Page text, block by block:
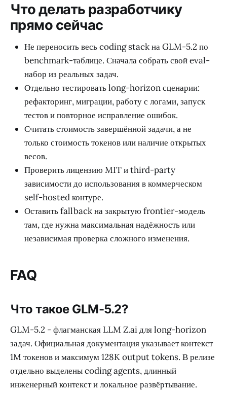
Что делать разработчику
прямо сейчас
Не переносить весь coding stack на GLM-5.2 по
benchmark-таблице. Сначала собрать свой eval-
набор из реальных задач.
Отдельно тестировать long-horizon сценарии:
рефакторинг, миграции, работу с логами, запуск
тестов и повторное исправление ошибок.
Считать стоимость завершённой задачи, а не
только стоимость токенов или наличие открытых
весов.
Проверить лицензию MIT и third-party
зависимости до использования в коммерческом
self-hosted контуре.
Оставить fallback на закрытую frontier-модель
там, где нужна максимальная надёжность или
независимая проверка сложного изменения.
FAQ
Что такое GLM-5.2?
GLM-5.2 - флагманская LLM Z.ai для long-horizon
задач. Официальная документация указывает контекст
1M токенов и максимум 128K output tokens. В релизе
отдельно выделены coding agents, длинный
инженерный контекст и локальное развёртывание.